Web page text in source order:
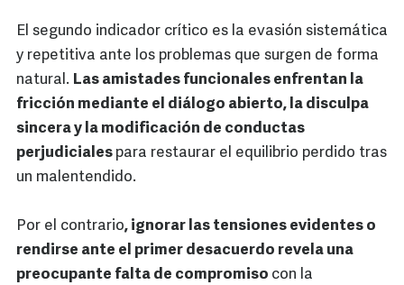
El segundo indicador crítico es la evasión sistemática
y repetitiva ante los problemas que surgen de forma
natural. Las amistades funcionales enfrentan la
fricción mediante el diálogo abierto, la disculpa
sincera y la modificación de conductas
perjudiciales para restaurar el equilibrio perdido tras
un malentendido.
Por el contrario, ignorar las tensiones evidentes o
rendirse ante el primer desacuerdo revela una
preocupante falta de compromiso con la